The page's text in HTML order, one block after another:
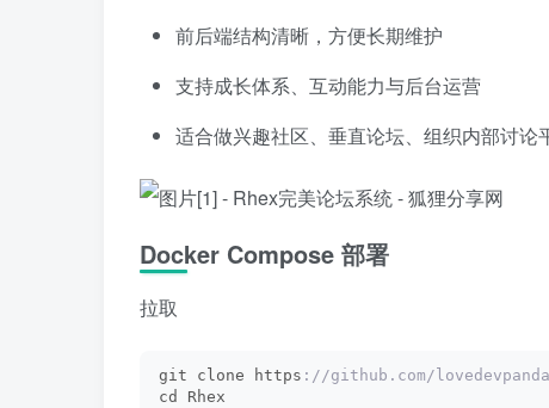
前后端结构清晰，方便长期维护
支持成长体系、互动能力与后台运营
适合做兴趣社区、垂直论坛、组织内部讨论
Docker Compose 部署
拉取
git clone https ://github.com/
cd Rhex